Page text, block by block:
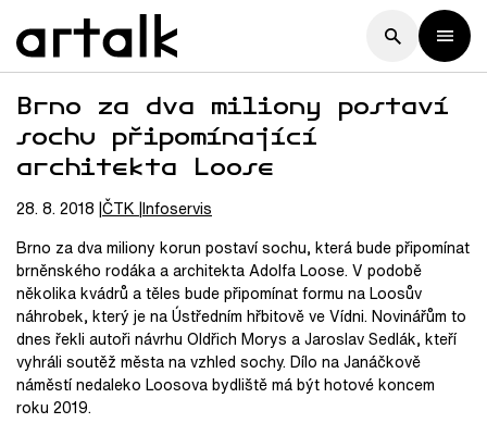
Brno za dva miliony postaví
sochu připomínající
architekta Loose
28. 8. 2018 ČTK Infoservis
Brno za dva miliony korun postaví sochu, která bude připomínat
brněnského rodáka a architekta Adolfa Loose. V podobě
několika kvádrů a těles bude připomínat formu na Loosův
náhrobek, který je na Ústředním hřbitově ve Vídni. Novinářům to
dnes řekli autoři návrhu Oldřich Morys a Jaroslav Sedlák, kteří
vyhráli soutěž města na vzhled sochy. Dílo na Janáčkově
náměstí nedaleko Loosova bydliště má být hotové koncem
roku 2019.